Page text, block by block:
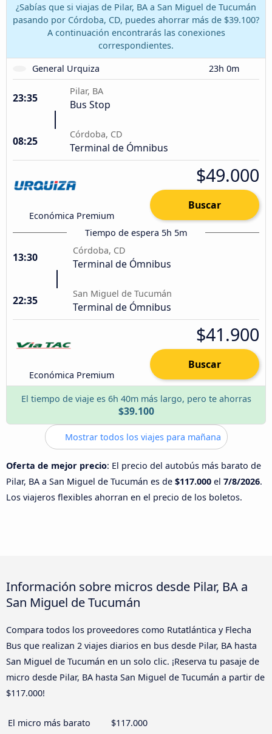
¿Sabías que si viajas de Pilar, BA a San Miguel de Tucumán
pasando por Córdoba, CD, puedes ahorrar más de $39.100?
A continuación encontrarás las conexiones
correspondientes.
General Urquiza
23h 0m
23:35
Pilar, BA
Bus Stop
08:25
Córdoba, CD
Terminal de Ómnibus
Económica Premium
$49.000
Buscar
Tiempo de espera 5h 5m
13:30
Córdoba, CD
Terminal de Ómnibus
22:35
San Miguel de Tucumán
Terminal de Ómnibus
Económica Premium
$41.900
Buscar
El tiempo de viaje es 6h 40m más largo, pero te ahorras
$39.100
Mostrar todos los viajes para mañana
Oferta de mejor precio: El precio del autobús más barato de
Pilar, BA a San Miguel de Tucumán es de $117.000 el 7/8/2026.
Los viajeros flexibles ahorran en el precio de los boletos.
Información sobre micros desde Pilar, BA a
San Miguel de Tucumán
Compara todos los proveedores como Rutatlántica y Flecha
Bus que realizan 2 viajes diarios en bus desde Pilar, BA hasta
San Miguel de Tucumán en un solo clic. ¡Reserva tu pasaje de
micro desde Pilar, BA hasta San Miguel de Tucumán a partir de
$117.000!
El micro más barato $117.000